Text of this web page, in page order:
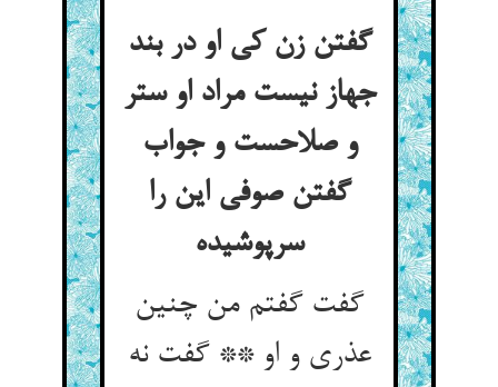
گفتن زن کی او در بند
جهاز نیست مراد او ستر
و صلاحست و جواب
گفتن صوفی این را
سرپوشیده
گفت گفتم من چنین
عذری و او ** گفت نه